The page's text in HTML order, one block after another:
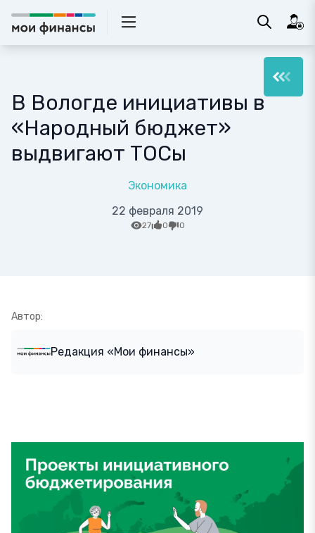
В Вологде инициативы в
«Народный бюджет»
выдвигают ТОСы
Экономика
22 февраля 2019
27 0 0
Автор:
Редакция «Мои финансы»